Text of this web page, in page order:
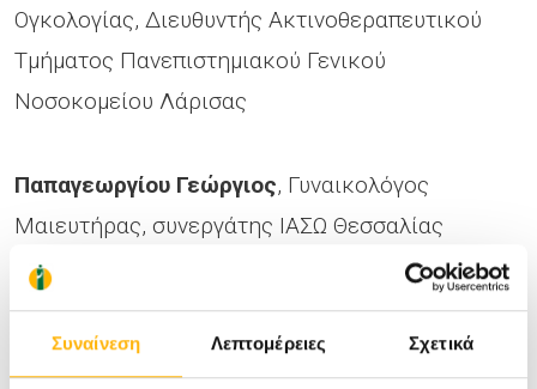
Συναίνεση Λεπτομέρειες Σχετικά
Ογκολογίας, Διευθυντής Ακτινοθεραπευτικού
Τμήματος Πανεπιστημιακού Γενικού
Νοσοκομείου Λάρισας
Παπαγεωργίου Γεώργιος, Γυναικολόγος
Μαιευτήρας, συνεργάτης ΙΑΣΩ Θεσσαλίας
Παπαδημητρίου Γεώργιος, Πλαστικός
Χειρουργός, συνεργάτης ΙΑΣΩ Θεσσαλίας